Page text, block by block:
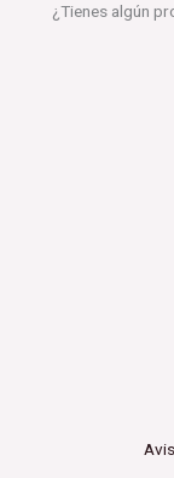
¿Tienes algún